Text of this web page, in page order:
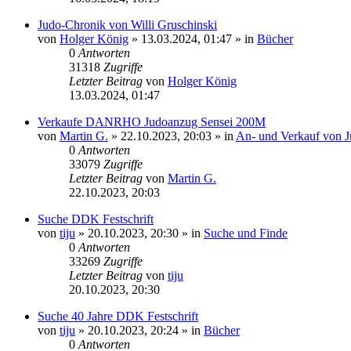
Judo-Chronik von Willi Gruschinski
von Holger König » 13.03.2024, 01:47 » in Bücher
0 Antworten
31318 Zugriffe
Letzter Beitrag von Holger König
13.03.2024, 01:47
Verkaufe DANRHO Judoanzug Sensei 200M
von Martin G. » 22.10.2023, 20:03 » in An- und Verkauf von
0 Antworten
33079 Zugriffe
Letzter Beitrag von Martin G.
22.10.2023, 20:03
Suche DDK Festschrift
von tiju » 20.10.2023, 20:30 » in Suche und Finde
0 Antworten
33269 Zugriffe
Letzter Beitrag von tiju
20.10.2023, 20:30
Suche 40 Jahre DDK Festschrift
von tiju » 20.10.2023, 20:24 » in Bücher
0 Antworten